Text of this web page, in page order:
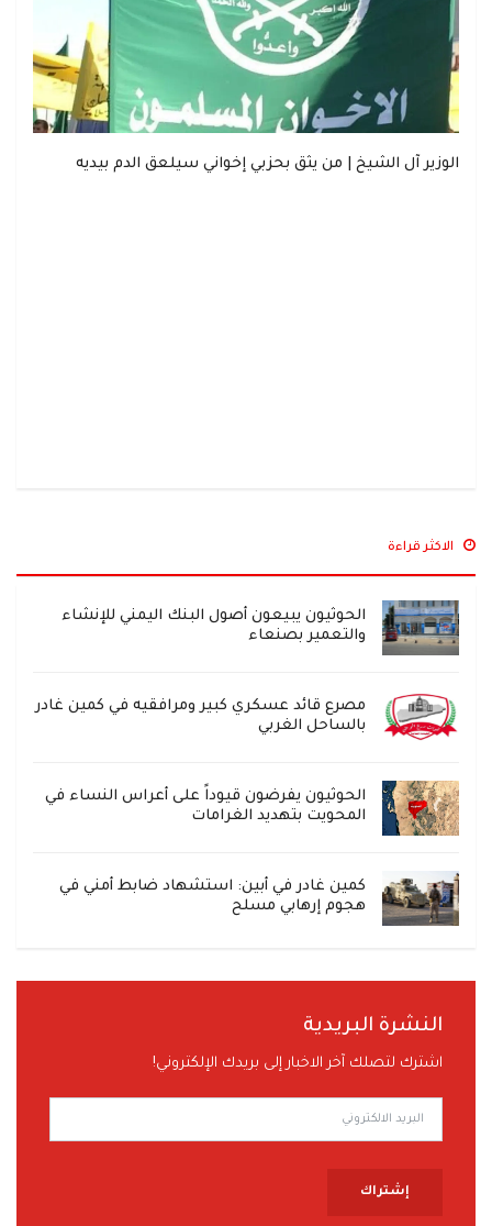
الوزير آل الشيخ | من يثق بحزبي إخواني سيلعق الدم بيديه
الاكثر قراءة
الحوثيون يبيعون أصول البنك اليمني للإنشاء
والتعمير بصنعاء
مصرع قائد عسكري كبير ومرافقيه في كمين غادر
بالساحل الغربي
الحوثيون يفرضون قيوداً على أعراس النساء في
المحويت بتهديد الغرامات
كمين غادر في أبين: استشهاد ضابط أمني في
هجوم إرهابي مسلح
النشرة البريدية
اشترك لتصلك آخر الاخبار إلى بريدك الإلكتروني!
إشتراك